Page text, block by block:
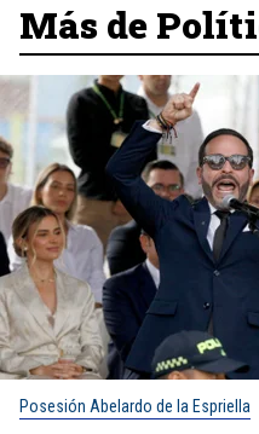
Más de
Posesión Abelardo de la Espriella